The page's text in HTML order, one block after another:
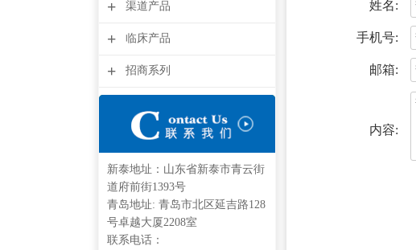
+ 渠道产品
+ 临床产品
+ 招商系列
新泰地址：山东省新泰市青云街
道府前街1393号
青岛地址: 青岛市北区延吉路128
号卓越大厦2208室
联系电话：
姓名:
手机号:
邮箱:
内容: